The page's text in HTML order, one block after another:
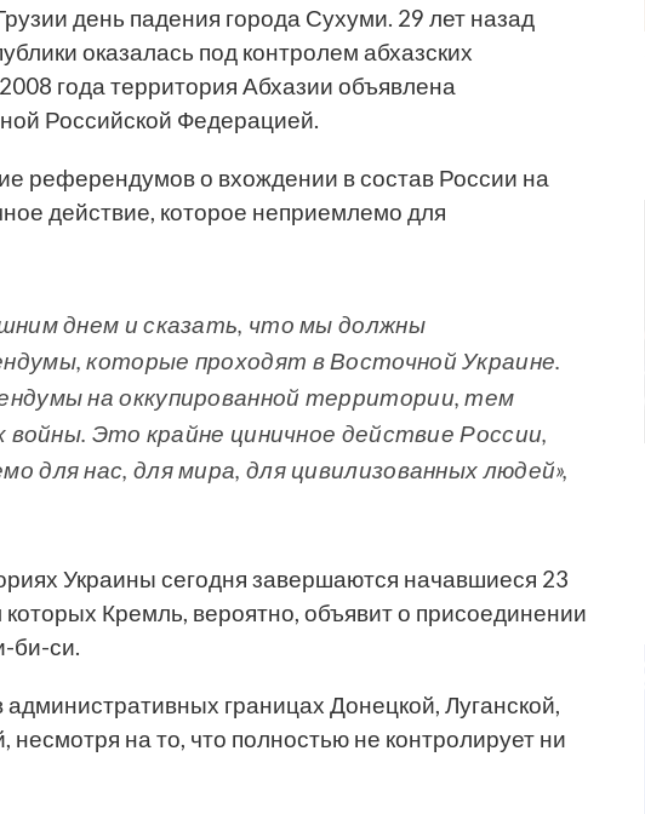
день падения города Сухуми. 29 лет назад
оказалась под контролем абхазских
года территория Абхазии объявлена
Российской Федерацией.
референдумов о вхождении в состав России на
действие, которое неприемлемо для
днем ​​и сказать, что мы должны
которые проходят в Восточной Украине.
на оккупированной территории, тем
войны. Это крайне циничное действие России,
для нас, для мира, для цивилизованных людей»,
Украины сегодня завершаются начавшиеся 23
Кремль, вероятно, объявит о присоединении
би-си.
границах Донецкой, Луганской,
на то, что полностью не контролирует ни